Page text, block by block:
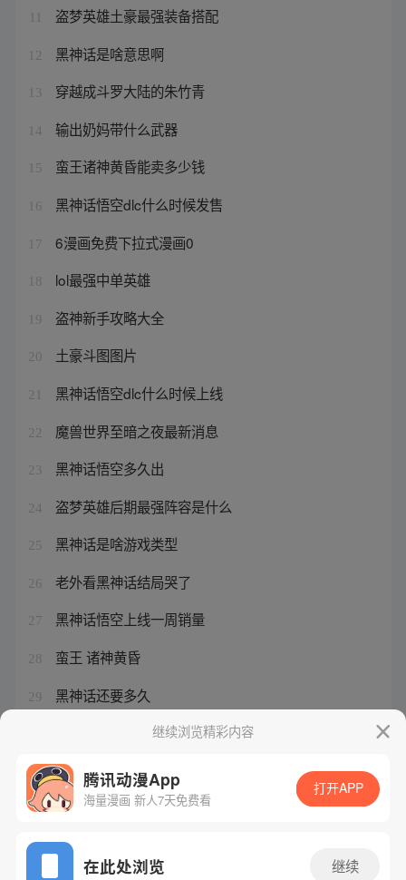
盗梦英雄土豪最强装备搭配
12 黑神话是啥意思啊
13 穿越成斗罗大陆的朱竹青
14 输出奶妈带什么武器
15 蛮王诸神黄昏能卖多少钱
16 黑神话悟空dlc什么时候发售
17 6漫画免费下拉式漫画0
18 lol最强中单英雄
19 盗神新手攻略大全
20 土豪斗图图片
21 黑神话悟空dlc什么时候上线
22 魔兽世界至暗之夜最新消息
23 黑神话悟空多久出
24 盗梦英雄后期最强阵容是什么
25 黑神话是啥游戏类型
26 老外看黑神话结局哭了
27 黑神话悟空上线一周销量
28 蛮王 诸神黄昏
29 黑神话还要多久
黑神话视频完整版继续浏览精彩内容
腾讯动漫App
海量漫画 新人7天免费看
打开APP
在此处浏览 继续
网站备案/许可证号：粤B2-20090059-5